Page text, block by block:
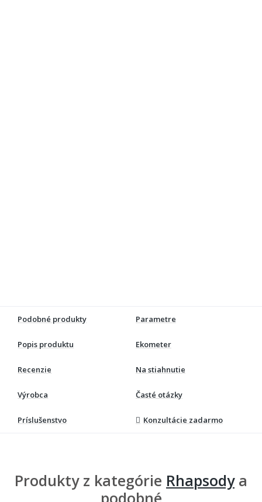
Podobné produkty Parametre
Popis produktu Ekometer
Recenzie Na stiahnutie
Výrobca Časté otázky
Príslušenstvo Konzultácie zadarmo
Produkty z kategórie Rhapsodya
podobné